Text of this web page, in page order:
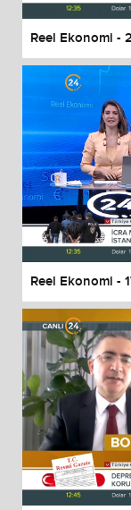
Reel Ekonomi -
Reel Ekonomi -